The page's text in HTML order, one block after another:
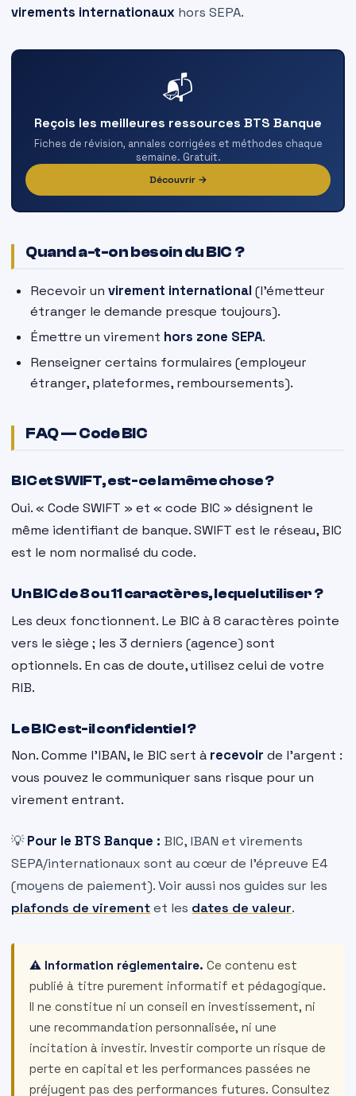
virements internationaux hors SEPA.
📬
Reçois les meilleures ressources BTS Banque
Fiches de révision, annales corrigées et méthodes chaque
semaine. Gratuit.
Découvrir →
Quand a-t-on besoin du BIC ?
Recevoir unvirement international (l’émetteur
étranger le demande presque toujours).
Émettre un virement hors zone SEPA.
Renseigner certains formulaires (employeur
étranger, plateformes, remboursements).
FAQ — Code BIC
BIC et SWIFT, est-ce la même chose ?
Oui. « Code SWIFT » et « code BIC » désignent le
même identifiant de banque. SWIFT est le réseau, BIC
est le nom normalisé du code.
Un BIC de 8 ou 11 caractères, lequel utiliser ?
Les deux fonctionnent. Le BIC à 8 caractères pointe
vers le siège ; les 3 derniers (agence) sont
optionnels. En cas de doute, utilisez celui de votre
RIB.
Le BIC est-il confidentiel ?
Non. Comme l’IBAN, le BIC sert à recevoir de l’argent :
vous pouvez le communiquer sans risque pour un
virement entrant.
💡Pour le BTS Banque : BIC, IBAN et virements
SEPA/internationaux sont au cœur de l’épreuve E4
(moyens de paiement). Voir aussi nos guides sur les
plafonds de virementet les dates de valeur.
⚠️ Information réglementaire. Ce contenu est
publié à titre purement informatif et pédagogique.
Il ne constitue ni un conseil en investissement, ni
une recommandation personnalisée, ni une
incitation à investir. Investir comporte un risque de
perte en capital et les performances passées ne
préjugent pas des performances futures. Consultez